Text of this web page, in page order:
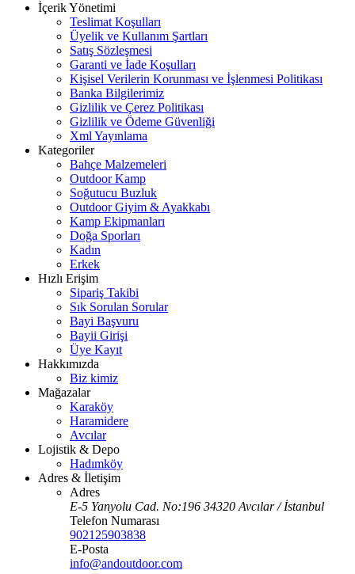
İçerik Yönetimi
Teslimat Koşulları
Üyelik ve Kullanım Şartları
Satış Sözleşmesi
Garanti ve İade Koşulları
Kişisel Verilerin Korunması ve İşlenmesi Politikası
Banka Bilgilerimiz
Gizlilik ve Çerez Politikası
Gizlilik ve Ödeme Güvenliği
Xml Yayınlama
Kategoriler
Bahçe Malzemeleri
Outdoor Kamp
Soğutucu Buzluk
Outdoor Giyim & Ayakkabı
Kamp Ekipmanları
Doğa Sporları
Kadın
Erkek
Hızlı Erişim
Sipariş Takibi
Sık Sorulan Sorular
Bayi Başvuru
Bayii Girişi
Üye Kayıt
Hakkımızda
Biz kimiz
Mağazalar
Karaköy
Haramidere
Avcılar
Lojistik & Depo
Hadımköy
Adres & İletişim
Adres
E-5 Yanyolu Cad. No:196 34320 Avcılar / İstanbul
Telefon Numarası
902125903838
E-Posta
info@andoutdoor.com